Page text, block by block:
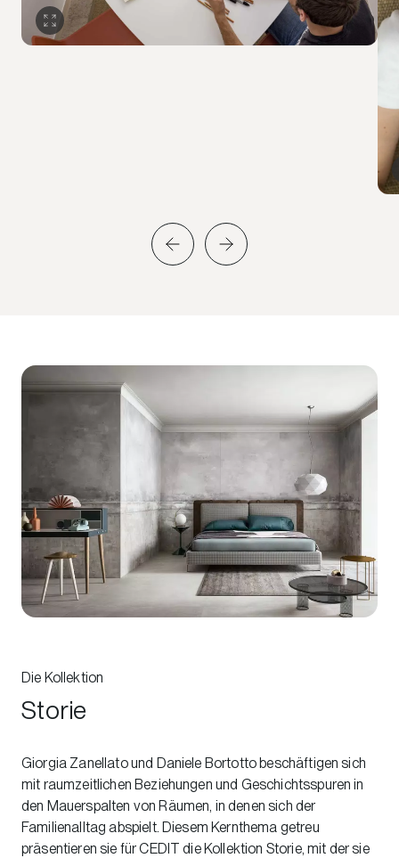
Die Kollektion
Storie
Giorgia Zanellato und Daniele Bortotto beschäftigen sich
mit raumzeitlichen Beziehungen und Geschichtsspuren in
den Mauerspalten von Räumen, in denen sich der
Familienalltag abspielt. Diesem Kernthema getreu
präsentieren sie für CEDIT die Kollektion Storie, mit der sie